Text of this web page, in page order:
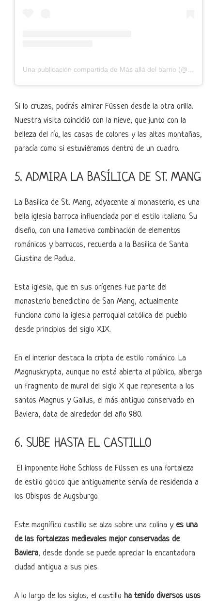
Si lo cruzas, podrás almirar Füssen desde la otra orilla.
Nuestra visita coincidió con la nieve, que junto con la
belleza del río, las casas de colores y las altas montañas,
paracía como si estuviéramos dentro de un cuadro.
5. ADMIRA LA BASÍLICA DE ST. MANG
La Basílica de St. Mang, adyacente al monasterio, es una
bella iglesia barroca influenciada por el estilo italiano. Su
diseño, con una llamativa combinación de elementos
románicos y barrocos, recuerda a la Basílica de Santa
Giustina de Padua.
Esta iglesia, que en sus orígenes fue parte del
monasterio benedictino de San Mang, actualmente
funciona como la iglesia parroquial católica del pueblo
desde principios del siglo XIX.
En el interior destaca la cripta de estilo románico. La
Magnuskrypta, aunque no está abierta al público, alberga
un fragmento de mural del siglo X que representa a los
santos Magnus y Gallus, el más antiguo conservado en
Baviera, data de alrededor del año 980.
6. SUBE HASTA EL CASTILLO
El imponente Hohe Schloss de Füssen es una fortaleza
de estilo gótico que antiguamente servía de residencia a
los Obispos de Augsburgo.
Este magnífico castillo se alza sobre una colina y es una
de las fortalezas medievales mejor conservadas de
Baviera, desde donde se puede apreciar la encantadora
ciudad antigua a sus pies.
A lo largo de los siglos, el castillo ha tenido diversos usos